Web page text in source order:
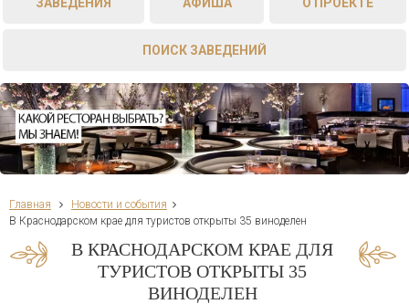
ПОИСК ЗАВЕДЕНИЙ
Главная
Новости и события
В Краснодарском крае для туристов открыты 35 виноделен
В КРАСНОДАРСКОМ КРАЕ ДЛЯ
ТУРИСТОВ ОТКРЫТЫ 35
ВИНОДЕЛЕН